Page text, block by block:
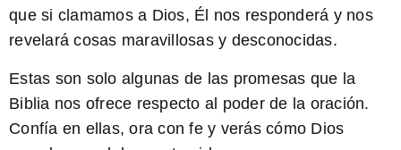
que si clamamos a Dios, Él nos responderá y nos
revelará cosas maravillosas y desconocidas.
Estas son solo algunas de las promesas que la
Biblia nos ofrece respecto al poder de la oración.
Confía en ellas, ora con fe y verás cómo Dios